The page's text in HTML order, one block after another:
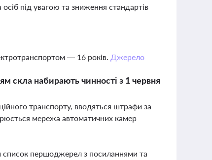
під увагою та зниження стандартів
— 16 років. Джерело
скла набирають чинності з 1 червня
транспорту, вводяться штрафи за
мережа автоматичних камер
список першоджерел з посиланнями та